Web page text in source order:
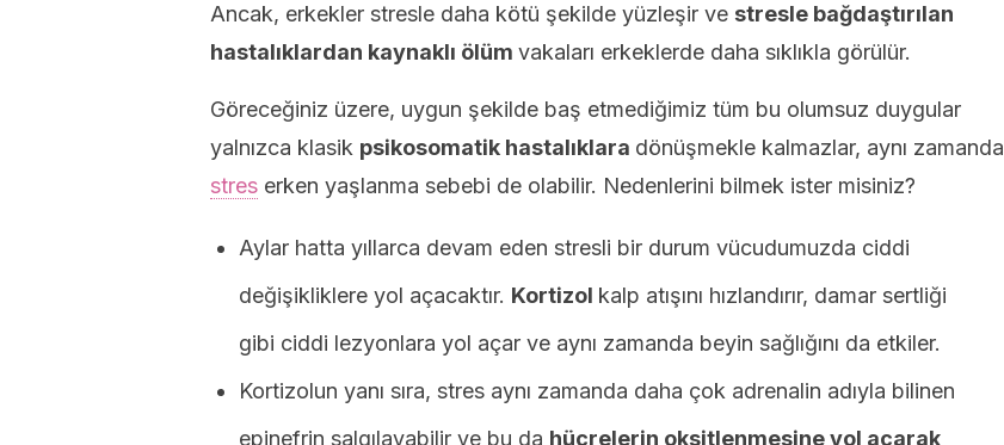
Ancak, erkekler stresle daha kötü şekilde yüzleşir ve stresle bağdaştırılan
hastalıklardan kaynaklı ölüm vakaları erkeklerde daha sıklıkla görülür.
Göreceğiniz üzere, uygun şekilde baş etmediğimiz tüm bu olumsuz duygular
yalnızca klasik psikosomatik hastalıklara dönüşmekle kalmazlar, aynı zamanda
stres erken yaşlanma sebebi de olabilir. Nedenlerini bilmek ister misiniz?
Aylar hatta yıllarca devam eden stresli bir durum vücudumuzda ciddi
değişikliklere yol açacaktır. Kortizol kalp atışını hızlandırır, damar sertliği
gibi ciddi lezyonlara yol açar ve aynı zamanda beyin sağlığını da etkiler.
Kortizolun yanı sıra, stres aynı zamanda daha çok adrenalin adıyla bilinen
epinefrin salgılayabilir ve bu da hücrelerin oksitlenmesine yol açarak